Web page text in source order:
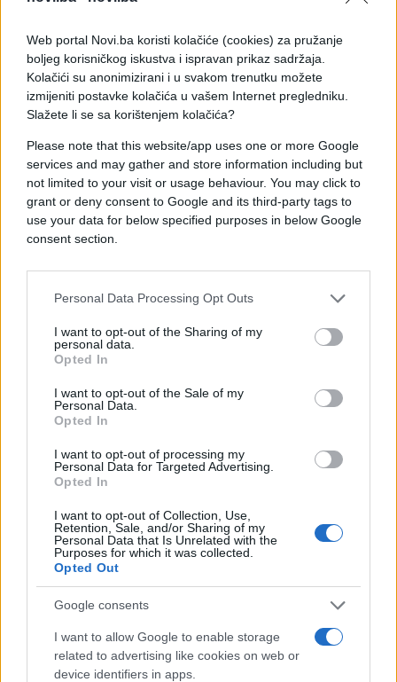
Web portal Novi.ba koristi kolačiće (cookies) za pružanje
boljeg korisničkog iskustva i ispravan prikaz sadržaja.
Kolačići su anonimizirani i u svakom trenutku možete
izmijeniti postavke kolačića u vašem Internet pregledniku.
Slažete li se sa korištenjem kolačića?
Please note that this website/app uses one or more Google
services and may gather and store information including but
not limited to your visit or usage behaviour. You may click to
grant or deny consent to Google and its third-party tags to
use your data for below specified purposes in below Google
consent section.
Personal Data Processing Opt Outs
I want to opt-out of the Sharing of my
personal data.
Opted In
I want to opt-out of the Sale of my
Personal Data.
Opted In
I want to opt-out of processing my
Personal Data for Targeted Advertising.
Opted In
I want to opt-out of Collection, Use,
Retention, Sale, and/or Sharing of my
Personal Data that Is Unrelated with the
Purposes for which it was collected.
Opted Out
Google consents
I want to allow Google to enable storage
related to advertising like cookies on web or
device identifiers in apps.
organizacije KS dr. Rifat Riad Zaid i prim. dr. Izet
Hočko izrazili su optimizam da će ono o čemu je
danas postignut dogovor Vlada KS i zvanično
potvrditi.
Uz uvjerenje da će njihovi zahtjevi nakon
višekratnih revidiranja konačno biti ispunjeni,
predstavnici tog sindikata izrazili su očekivanje da
će prvi dogovor na rješavanju cjelokupnog položaja
doktora medicine i stomatologije biti postignut u
KS-u.
Odluku o štrajku te da će, ukoliko status doktora na
području FBiH do 20. oktobra ne bude riješen na
zadovoljavajući način, ta odluka biti stavljena u
funkciju već narednog dana, odnosno da će
uslijediti obustava rada doktora medicine i
stomatologije.
Predsjednik Sindikata radnika u zdravstvu KS
dr.Edo Selimić, koji je zbog prethodno preuzetih
međutim, kazao da ovaj sindikat ostaje pri
istaknutim zahtjevima.
Podsjetio je da Sindikat traži satnicu od 2,75 KM, a
da vlada u ovom trenutku nudi satnicu od 2,50,
ustvrdivši da bi za traženo povećanje cijene rada
trebalo osigurati 22 miliona KM.